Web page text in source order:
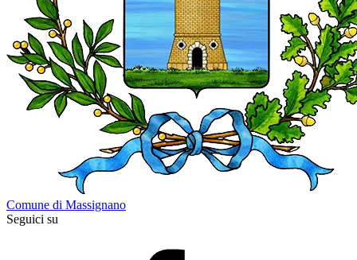
Comune di Massignano
Seguici su